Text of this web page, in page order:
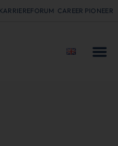
CAREER PIONEER